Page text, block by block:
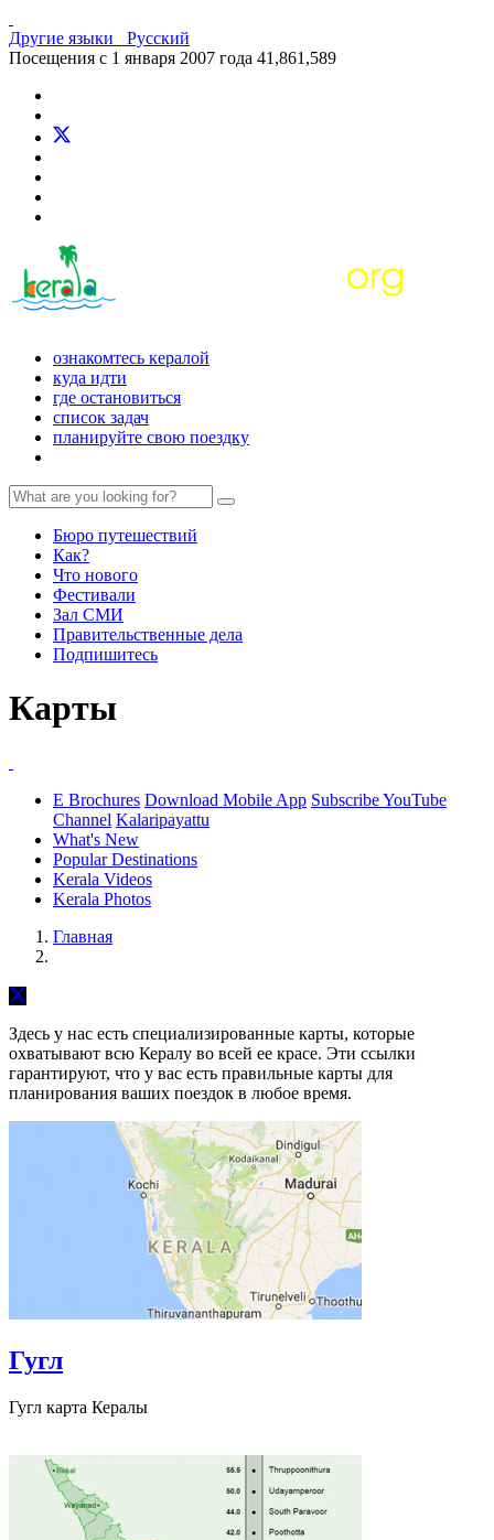
Другие языки
Русский
Посещения с 1 января 2007 года 41,861,589
ознакомтесь кералой
куда идти
где остановиться
список задач
планируйте свою поездку
Бюро путешествий
Как?
Что нового
Фестивали
Зал СМИ
Правительственные дела
Подпишитесь
Карты
E Brochures Download Mobile App Subscribe YouTube
Channel Kalaripayattu
What's New
Popular Destinations
Kerala Videos
Kerala Photos
Главная
Здесь у нас есть специализированные карты, которые
охватывают всю Кералу во всей ее красе. Эти ссылки
гарантируют, что у вас есть правильные карты для
планирования ваших поездок в любое время.
Гугл
Гугл карта Кералы